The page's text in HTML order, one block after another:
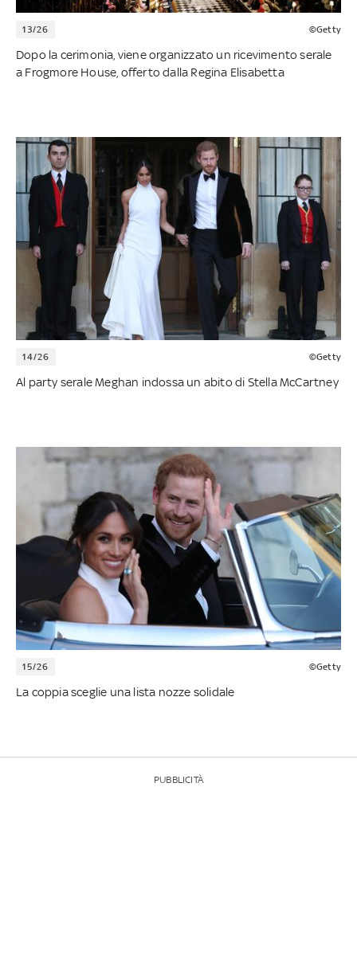
13/26 ©Getty
Dopo la cerimonia, viene organizzato un ricevimento serale
a Frogmore House, offerto dalla Regina Elisabetta
14/26 ©Getty
Al party serale Meghan indossa un abito di Stella McCartney
15/26 ©Getty
La coppia sceglie una lista nozze solidale
PUBBLICITÀ